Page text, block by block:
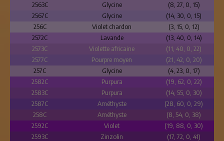
2563C
Glycine
(8, 27, 0, 15)
2567C
Glycine
(14, 30, 0, 15)
256C
Violet chardon
(3, 15, 0, 12)
2572C
Lavande
(13, 40, 0, 14)
2573C
Violette africaine
(11, 40, 0, 22)
2577C
Pourpre moyen
(21, 42, 0, 20)
257C
Glycine
(4, 23, 0, 17)
2582C
Purpura
(19, 62, 0, 22)
2583C
Purpura
(14, 55, 0, 30)
2587C
Améthyste
(28, 60, 0, 29)
258C
Améthyste
(8, 54, 0, 38)
2592C
Violet
(19, 88, 0, 30)
2593C
Zinzolin
(17, 72, 0, 41)